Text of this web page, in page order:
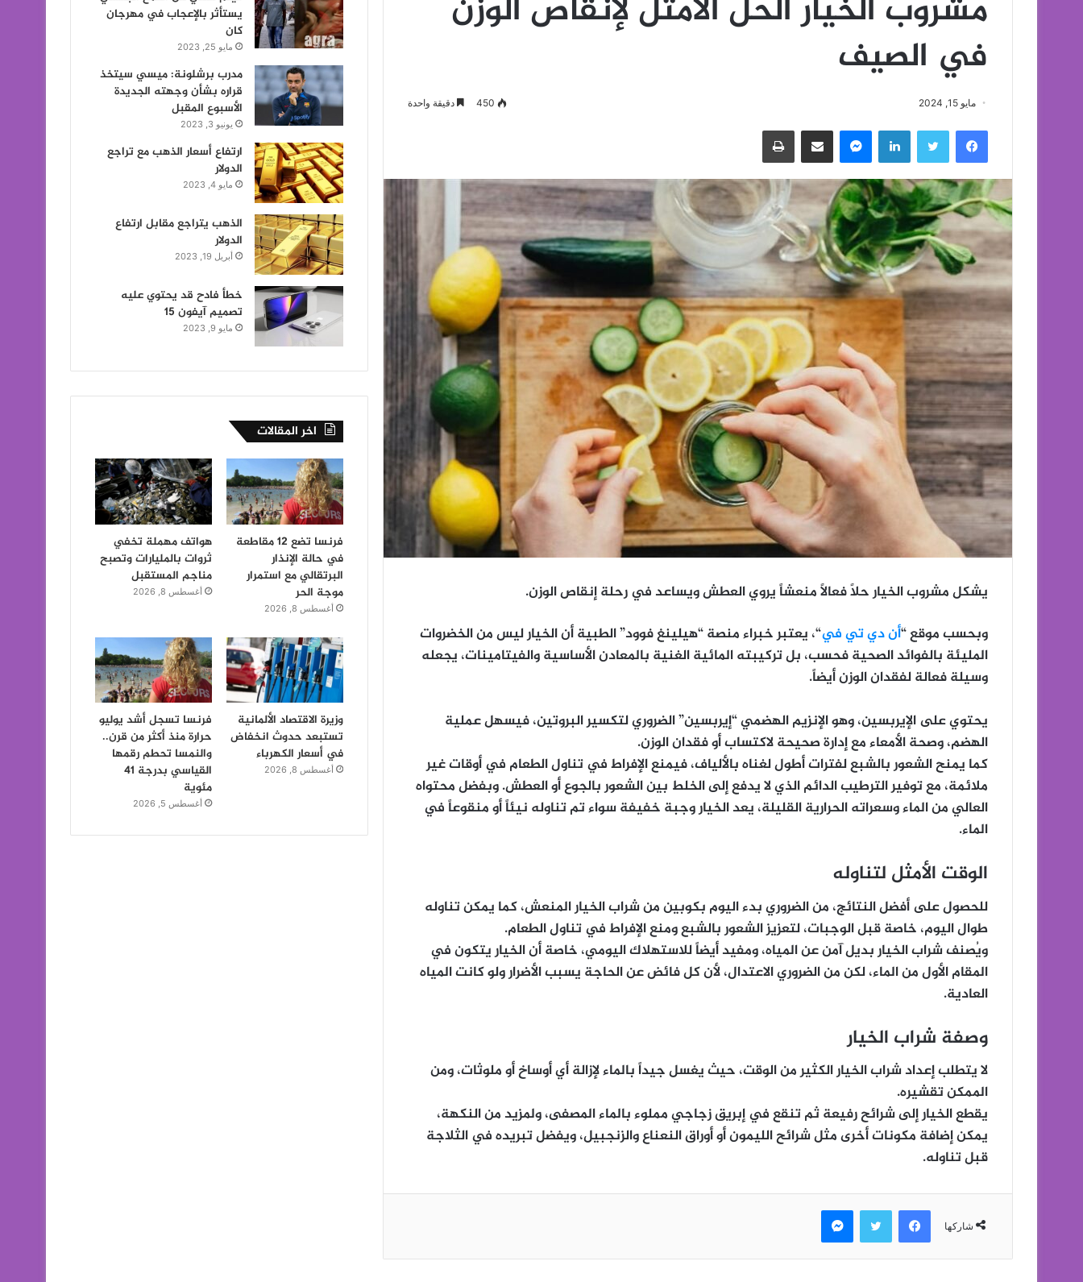
مشروب الخيار الحل الأمثل لإنقاص الوزن
في الصيف
مايو 15, 2024 450 دقيقة واحدة
فيسبوك تويتر لينكدإن ماسنجر مشاركة عبر البريد طباعة
يشكل مشروب الخيار حلاً فعالاً منعشاً يروي العطش ويساعد في رحلة إنقاص الوزن.
وبحسب موقع “أن دي تي في“، يعتبر خبراء منصة “هيلينغ فوود” الطبية أن الخيار ليس من الخضروات
المليئة بالفوائد الصحية فحسب، بل تركيبته المائية الغنية بالمعادن الأساسية والفيتامينات، يجعله
وسيلة فعالة لفقدان الوزن أيضاً.
يحتوي على الإيربسين، وهو الإنزيم الهضمي “إيربسين” الضروري لتكسير البروتين، فيسهل عملية
الهضم، وصحة الأمعاء مع إدارة صحيحة لاكتساب أو فقدان الوزن.
كما يمنح الشعور بالشبع لفترات أطول لغناه بالألياف، فيمنع الإفراط في تناول الطعام في أوقات غير
ملائمة، مع توفير الترطيب الدائم الذي لا يدفع إلى الخلط بين الشعور بالجوع أو العطش. وبفضل محتواه
العالي من الماء وسعراته الحرارية القليلة، يعد الخيار وجبة خفيفة سواء تم تناوله نيئاً أو منقوعاً في
الماء.
الوقت الأمثل لتناوله
للحصول على أفضل النتائج، من الضروري بدء اليوم بكوبين من شراب الخيار المنعش، كما يمكن تناوله
طوال اليوم، خاصة قبل الوجبات، لتعزيز الشعور بالشبع ومنع الإفراط في تناول الطعام.
ويُصنف شراب الخيار بديل آمن عن المياه، ومفيد أيضاً للاستهلاك اليومي، خاصة أن الخيار يتكون في
المقام الأول من الماء، لكن من الضروري الاعتدال، لأن كل فائض عن الحاجة يسبب الأضرار ولو كانت المياه
العادية.
وصفة شراب الخيار
لا يتطلب إعداد شراب الخيار الكثير من الوقت، حيث يغسل جيداً بالماء لإزالة أي أوساخ أو ملوثات، ومن
الممكن تقشيره.
يقطع الخيار إلى شرائح رفيعة ثم تنقع في إبريق زجاجي مملوء بالماء المصفى، ولمزيد من النكهة،
يمكن إضافة مكونات أخرى مثل شرائح الليمون أو أوراق النعناع والزنجبيل، ويفضل تبريده في الثلاجة
قبل تناوله.
شاركها
فيسبوك تويتر ماسنجر
يستأثر بالإعجاب في مهرجان
كان
مايو 25, 2023
مدرب برشلونة: ميسي سيتخذ
قراره بشأن وجهته الجديدة
الأسبوع المقبل
يونيو 3, 2023
ارتفاع أسعار الذهب مع تراجع
الدولار
مايو 4, 2023
الذهب يتراجع مقابل ارتفاع
الدولار
أبريل 19, 2023
خطأ فادح قد يحتوي عليه
تصميم آيفون 15
مايو 9, 2023
اخر المقالات
فرنسا تضع 12 مقاطعة
في حالة الإنذار
البرتقالي مع استمرار
موجة الحر
أغسطس 8, 2026
هواتف مهملة تخفي
ثروات بالمليارات وتصبح
مناجم المستقبل
أغسطس 8, 2026
وزيرة الاقتصاد الألمانية
تستبعد حدوث انخفاض
في أسعار الكهرباء
أغسطس 8, 2026
فرنسا تسجل أشد يوليو
حرارة منذ أكثر من قرن..
والنمسا تحطم رقمها
القياسي بدرجة 41
مئوية
أغسطس 5, 2026